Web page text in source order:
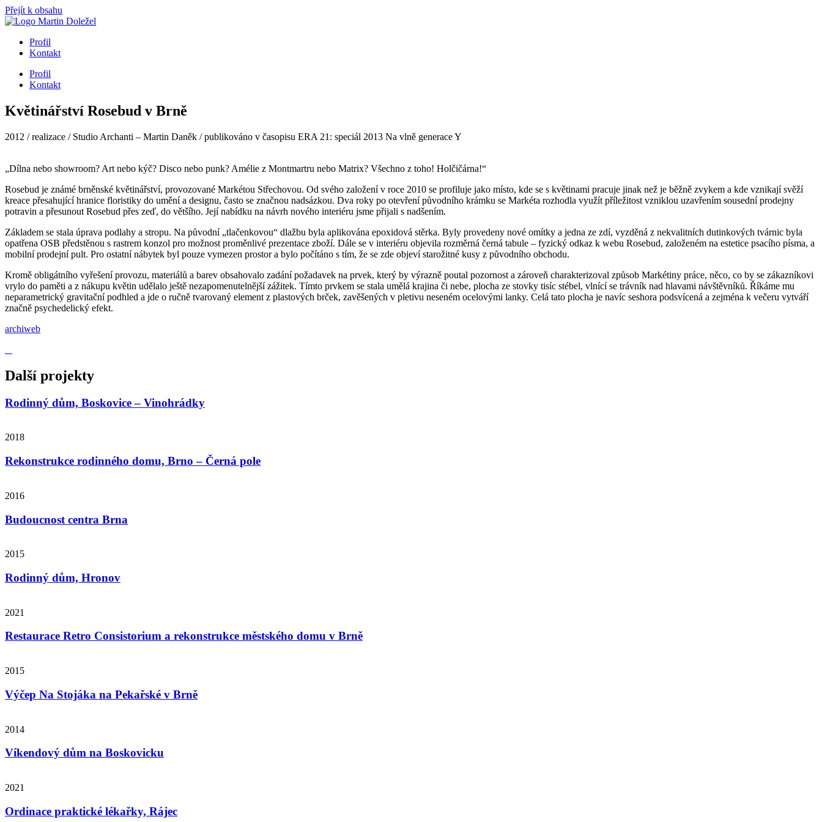
Přejít k obsahu
Profil
Kontakt
Profil
Kontakt
Květinářství Rosebud v Brně
2012 / realizace / Studio Archanti – Martin Daněk / publikováno v časopisu ERA 21: speciál 2013 Na vlně generace Y
„Dílna nebo showroom? Art nebo kýč? Disco nebo punk? Amélie z Montmartru nebo Matrix? Všechno z toho! Holčičárna!“
Rosebud je známé brněnské květinářství, provozované Markétou Střechovou. Od svého založení v roce 2010 se profiluje jako místo, kde se s květinami pracuje jinak než je běžně zvykem a kde vznikají svěží
kreace přesahující hranice floristiky do umění a designu, často se značnou nadsázkou. Dva roky po otevření původního krámku se Markéta rozhodla využít příležitost vzniklou uzavřením sousední prodejny
potravin a přesunout Rosebud přes zeď, do většího. Její nabídku na návrh nového interiéru jsme přijali s nadšením.
Základem se stala úprava podlahy a stropu. Na původní „tlačenkovou“ dlažbu byla aplikována epoxidová stěrka. Byly provedeny nové omítky a jedna ze zdí, vyzděná z nekvalitních dutinkových tvárnic byla
opatřena OSB předstěnou s rastrem konzol pro možnost proměnlivé prezentace zboží. Dále se v interiéru objevila rozměrná černá tabule – fyzický odkaz k webu Rosebud, založeném na estetice psacího písma, a
mobilní prodejní pult. Pro ostatní nábytek byl pouze vymezen prostor a bylo počítáno s tím, že se zde objeví starožitné kusy z původního obchodu.
Kromě obligátního vyřešení provozu, materiálů a barev obsahovalo zadání požadavek na prvek, který by výrazně poutal pozornost a zároveň charakterizoval způsob Markétiny práce, něco, co by se zákazníkovi
vrylo do paměti a z nákupu květin udělalo ještě nezapomenutelnější zážitek. Tímto prvkem se stala umělá krajina či nebe, plocha ze stovky tisíc stébel, vlnící se trávník nad hlavami návštěvníků. Říkáme mu
neparametrický gravitační podhled a jde o ručně tvarovaný element z plastových brček, zavěšených v pletivu neseném ocelovými lanky. Celá tato plocha je navíc seshora podsvícená a zejména k večeru vytváří
značně psychedelický efekt.
archiweb
Další projekty
Rodinný dům, Boskovice – Vinohrádky
2018
Rekonstrukce rodinného domu, Brno – Černá pole
2016
Budoucnost centra Brna
2015
Rodinný dům, Hronov
2021
Restaurace Retro Consistorium a rekonstrukce městského domu v Brně
2015
Výčep Na Stojáka na Pekařské v Brně
2014
Víkendový dům na Boskovicku
2021
Ordinace praktické lékařky, Rájec